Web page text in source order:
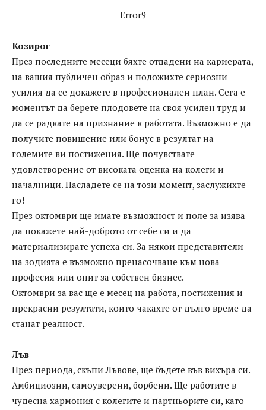
Error9
Козирог
През последните месеци бяхте отдадени на кариерата,
на вашия публичен образ и положихте сериозни
усилия да се докажете в професионален план. Сега е
моментът да берете плодовете на своя усилен труд и
да се радвате на признание в работата. Възможно е да
получите повишение или бонус в резултат на
големите ви постижения. Ще почувствате
удовлетворение от високата оценка на колеги и
началници. Насладете се на този момент, заслужихте
го!
През октомври ще имате възможност и поле за изява
да покажете най-доброто от себе си и да
материализирате успеха си. За някои представители
на зодията е възможно пренасочване към нова
професия или опит за собствен бизнес.
Октомври за вас ще е месец на работа, постижения и
прекрасни резултати, които чакахте от дълго време да
станат реалност.
Лъв
През периода, скъпи Лъвове, ще бъдете във вихъра си.
Амбициозни, самоуверени, борбени. Ще работите в
чудесна хармония с колегите и партньорите си, като